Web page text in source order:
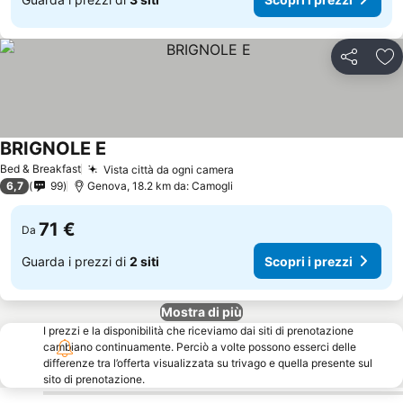
Condividi
Bed & Breakfast Vista città da ogni camera
BRIGNOLE E
6,7 99 Genova, 18.2 km da: Camogli
Da 71 €
Guarda i prezzi di 2 siti Scopri i prezzi
Mostra di più
I prezzi e la disponibilità che riceviamo dai siti di prenotazione
cambiano continuamente. Perciò a volte possono esserci delle
differenze tra l’offerta visualizzata su trivago e quella presente sul
sito di prenotazione.